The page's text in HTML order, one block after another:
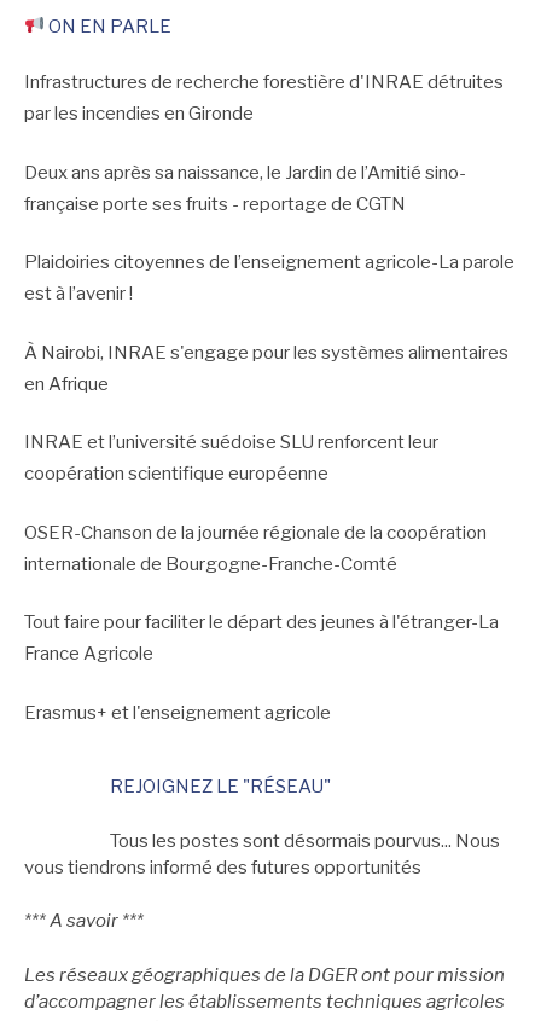
ON EN PARLE
Infrastructures de recherche forestière d'INRAE détruites
par les incendies en Gironde
Deux ans après sa naissance, le Jardin de l’Amitié sino-
française porte ses fruits - reportage de CGTN
Plaidoiries citoyennes de l’enseignement agricole-La parole
est à l’avenir !
À Nairobi, INRAE s'engage pour les systèmes alimentaires
en Afrique
INRAE et l’université suédoise SLU renforcent leur
coopération scientifique européenne
OSER-Chanson de la journée régionale de la coopération
internationale de Bourgogne-Franche-Comté
Tout faire pour faciliter le départ des jeunes à l'étranger-La
France Agricole
Erasmus+ et l'enseignement agricole
REJOIGNEZ LE "RÉSEAU"
Tous les postes sont désormais pourvus... Nous
vous tiendrons informé des futures opportunités
*** A savoir ***
Les réseaux géographiques de la DGER ont pour mission
d’accompagner les établissements techniques agricoles